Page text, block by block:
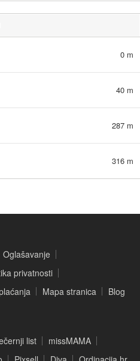
0 m
40 m
287 m
316 m
Oglašavanje
privatnosti
Mapa stranica Blog
list
missMAMA